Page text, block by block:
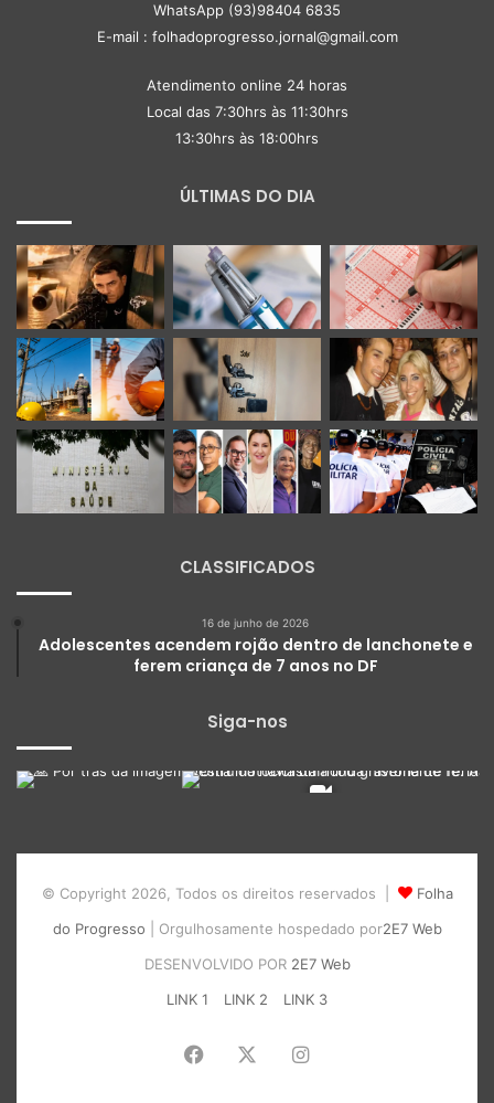
WhatsApp (93)98404 6835
E-mail : folhadoprogresso.jornal@gmail.com
Atendimento online 24 horas
Local das 7:30hrs às 11:30hrs
13:30hrs às 18:00hrs
ÚLTIMAS DO DIA
CLASSIFICADOS
16 de junho de 2026
Adolescentes acendem rojão dentro de lanchonete e
ferem criança de 7 anos no DF
Siga-nos
© Copyright 2026, Todos os direitos reservados |
Folha
do Progresso | Orgulhosamente hospedado por2E7 Web
DESENVOLVIDO POR 2E7 Web
LINK 1
LINK 2 LINK 3
Facebook Instagram